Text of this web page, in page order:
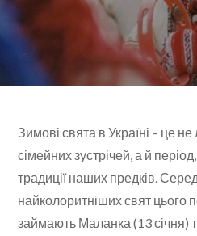
Зимові свята в Україні – це
сімейних зустрічей, а й
традиції наших предків.
найколоритніших свят цього
займають Маланка (13 січня)